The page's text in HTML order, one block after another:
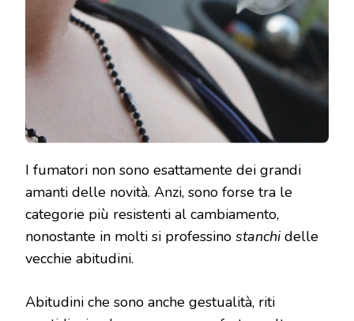
I fumatori non sono esattamente dei grandi
amanti delle novità. Anzi, sono forse tra le
categorie più resistenti al cambiamento,
nonostante in molti si professino stanchidelle
vecchie abitudini.
Abitudini che sono anche gestualità, riti